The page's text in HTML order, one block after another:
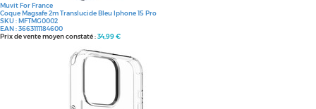
Muvit For France
Coque Magsafe 2m Translucide Bleu Iphone 15 Pro
SKU :MFTMG0002
EAN :3663111184600
Prix de vente moyen constaté :34,99 €